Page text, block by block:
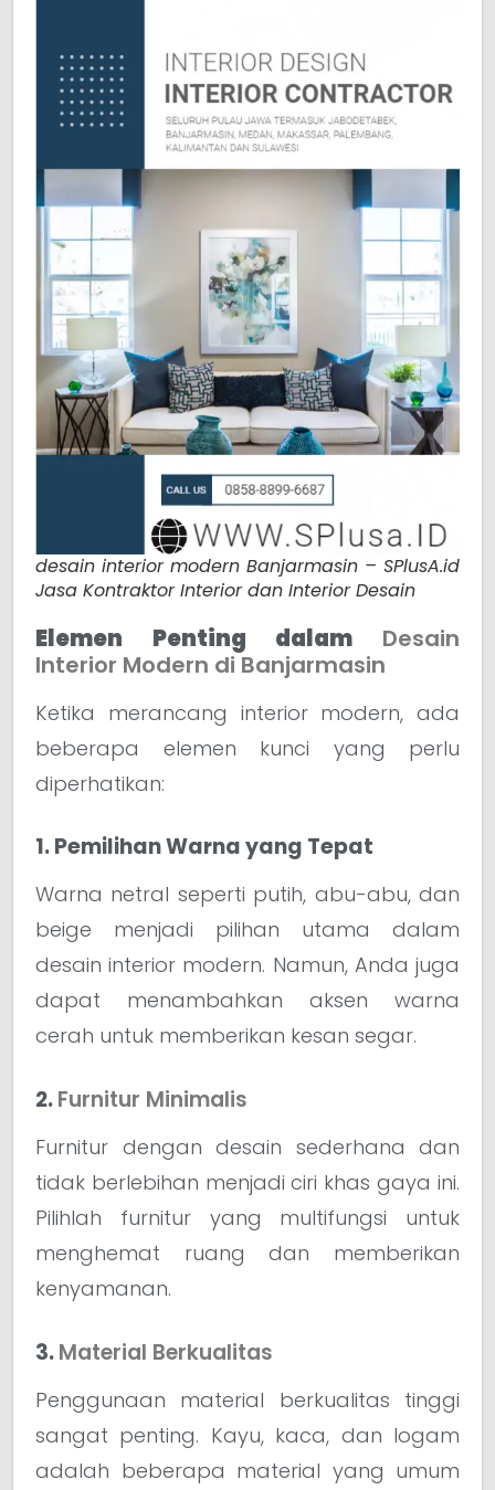
desain interior modern Banjarmasin – SPlusA.id
Jasa Kontraktor Interior dan Interior Desain
Elemen Penting dalam Desain
Interior Modern di Banjarmasin
Ketika merancang interior modern, ada
beberapa elemen kunci yang perlu
diperhatikan:
1. Pemilihan Warna yang Tepat
Warna netral seperti putih, abu-abu, dan
beige menjadi pilihan utama dalam
desain interior modern. Namun, Anda juga
dapat menambahkan aksen warna
cerah untuk memberikan kesan segar.
2.Furnitur Minimalis
Furnitur dengan desain sederhana dan
tidak berlebihan menjadi ciri khas gaya ini.
Pilihlah furnitur yang multifungsi untuk
menghemat ruang dan memberikan
kenyamanan.
3.Material Berkualitas
Penggunaan material berkualitas tinggi
sangat penting. Kayu, kaca, dan logam
adalah beberapa material yang umum